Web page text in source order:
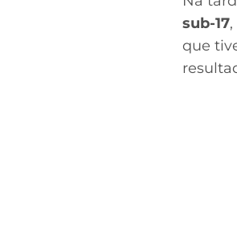
sub-17,
que